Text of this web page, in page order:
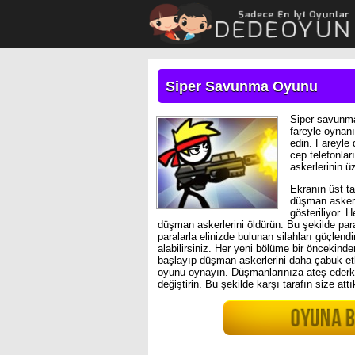
Siper Savunma Oyunu
Siper
fareyle
edin. Fareyle
cep
askerlerinin
Ekranın üst
düşman
gösteriliyor.
düşman askerlerini öldürün. Bu şekilde
paralarla elinizde bulunan silahları
alabilirsiniz. Her yeni bölüme bir
başlayıp düşman askerlerini daha çabuk
oyunu oynayın. Düşmanlarınıza ateş
değiştirin. Bu şekilde karşı tarafın size